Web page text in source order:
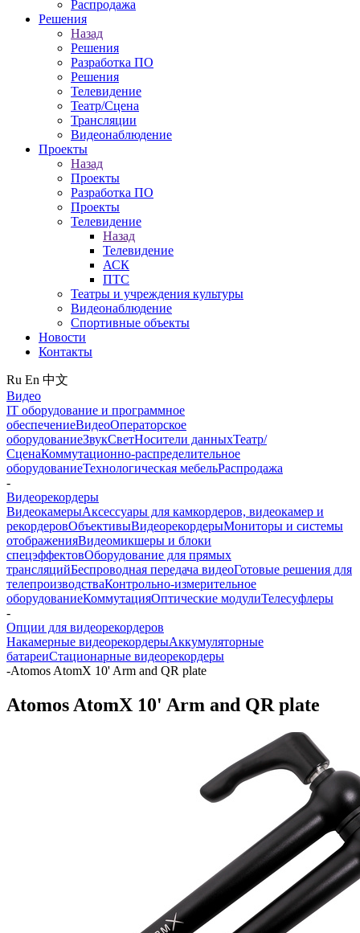
Распродажа
Решения
Назад
Решения
Разработка ПО
Решения
Телевидение
Театр/Сцена
Трансляции
Видеонаблюдение
Проекты
Назад
Проекты
Разработка ПО
Проекты
Телевидение
Назад
Телевидение
АСК
ПТС
Театры и учреждения культуры
Видеонаблюдение
Спортивные объекты
Новости
Контакты
Ru En 中文
Видео
IT оборудование и программное
обеспечениеВидеоОператорское
оборудованиеЗвукСветНосители данныхТеатр/
СценаКоммутационно-распределительное
оборудованиеТехнологическая мебельРаспродажа
-
Видеорекордеры
ВидеокамерыАксессуары для камкордеров, видеокамер и
рекордеровОбъективыВидеорекордерыМониторы и системы
отображенияВидеомикшеры и блоки
спецэффектовОборудование для прямых
трансляцийБеспроводная передача видеоГотовые решения для
телепроизводстваКонтрольно-измерительное
оборудованиеКоммутацияОптические модулиТелесуфлеры
-
Опции для видеорекордеров
Накамерные видеорекордерыАккумуляторные
батареиСтационарные видеорекордеры
-Atomos AtomX 10' Arm and QR plate
Atomos AtomX 10' Arm and QR plate